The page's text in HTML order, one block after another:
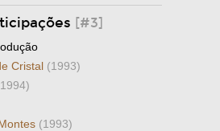
[#3]
Cristal (1993)
(1993)